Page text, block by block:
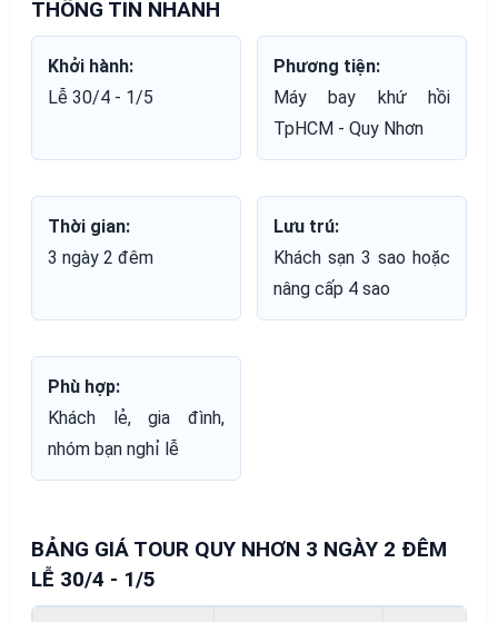
THÔNG TIN NHANH
Khởi hành:
Lễ 30/4 - 1/5
Phương tiện:
Máy bay khứ hồi
TpHCM - Quy Nhơn
Thời gian:
3 ngày 2 đêm
Lưu trú:
Khách sạn 3 sao hoặc
nâng cấp 4 sao
Phù hợp:
Khách lẻ, gia đình,
nhóm bạn nghỉ lễ
BẢNG GIÁ TOUR QUY NHƠN 3 NGÀY 2 ĐÊM
LỄ 30/4 - 1/5